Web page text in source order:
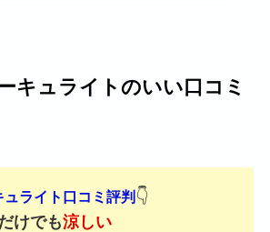
キュライトのいい口コミ
ュライト口コミ評判 👇
けでも涼しい